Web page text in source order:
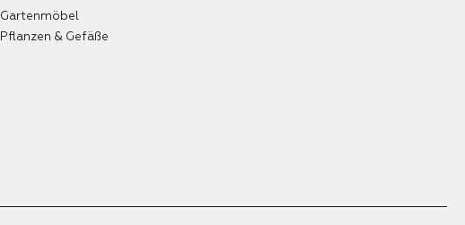
Gartenmöbel
Pflanzen & Gefäße